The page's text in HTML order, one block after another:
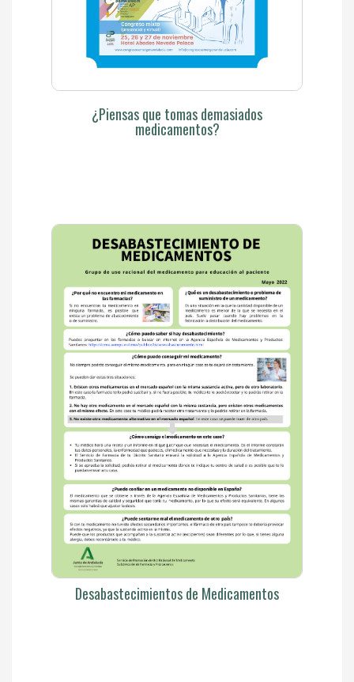
¿Piensas que tomas demasiados
medicamentos?
Desabastecimientos de Medicamentos